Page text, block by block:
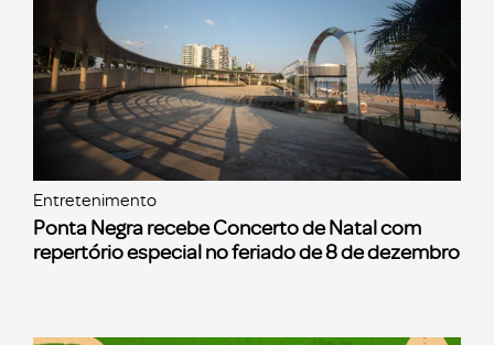
Entretenimento
Ponta Negra recebe Concerto de Natal com
repertório especial no feriado de 8 de dezembro